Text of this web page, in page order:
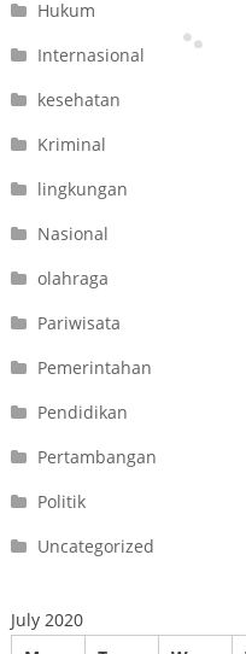
Hukum
Internasional
kesehatan
Kriminal
lingkungan
Nasional
olahraga
Pariwisata
Pemerintahan
Pendidikan
Pertambangan
Politik
Uncategorized
July 2020